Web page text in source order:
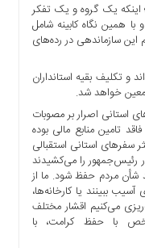
اینکه یک گروه و یک تفکر
همین نگاه کابینه شامل
سازماندهی در رده‌های
و تکلیف بقیه استانداران
معین خواهد شد.
استانی اصرار بر مصوبات
دولت فاقد تامین منابع مالی بوده
سفرهای استانی استقبالی
رئیس‌جمهور را می‌کشیدند
شأن مردم حفظ شود. ما از
ببینند یا کارخانه‌ها،
می‌کنیم اقشار مختلف
با حفظ کرامت، با